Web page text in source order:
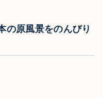
の原風景をのんびり